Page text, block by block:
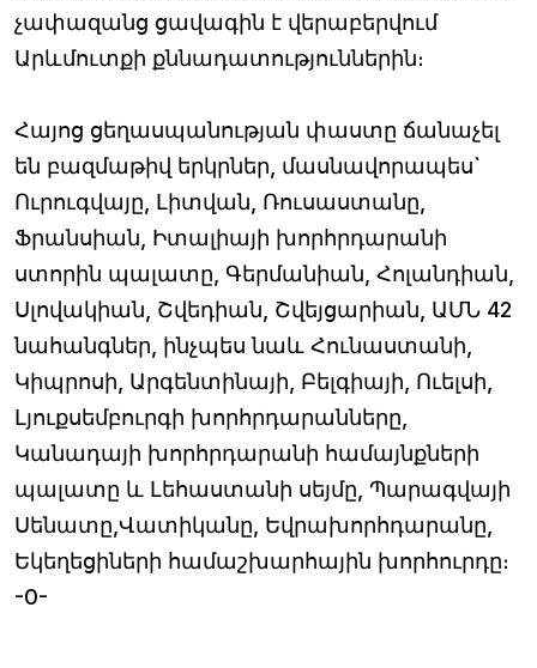
չափազանց ցավագին է վերաբերվում
Արևմուտքի քննադատություններին։
Հայոց ցեղասպանության փաստը ճանաչել
են բազմաթիվ երկրներ, մասնավորապես`
Ուրուգվայը, Լիտվան, Ռուսաստանը,
Ֆրանսիան, Իտալիայի խորհրդարանի
ստորին պալատը, Գերմանիան, Հոլանդիան,
Սլովակիան, Շվեդիան, Շվեյցարիան, ԱՄՆ 42
նահանգներ, ինչպես նաև Հունաստանի,
Կիպրոսի, Արգենտինայի, Բելգիայի, Ուելսի,
Լյուքսեմբուրգի խորհրդարանները,
Կանադայի խորհրդարանի համայնքների
պալատը և Լեհաստանի սեյմը, Պարագվայի
Սենատը,Վատիկանը, Եվրախորհդարանը,
Եկեղեցիների համաշխարհային խորհուրդը։
-0-